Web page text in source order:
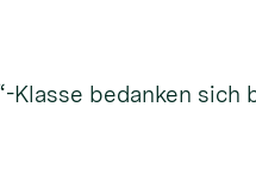
Klasse bedanken sich